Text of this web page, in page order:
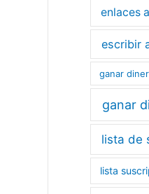
enlaces
escribir
ganar
ganar
lista de
lista